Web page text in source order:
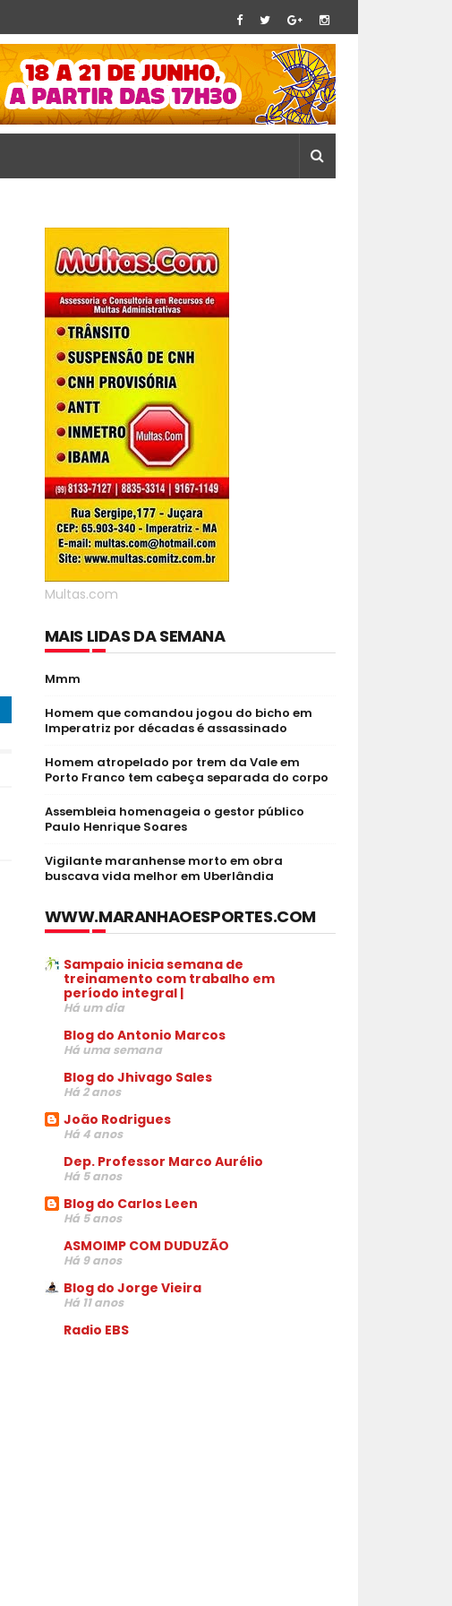
Multas.com
MAIS LIDAS DA SEMANA
Mmm
Homem que comandou jogou do bicho em
Imperatriz por décadas é assassinado
Homem atropelado por trem da Vale em
Porto Franco tem cabeça separada do corpo
Assembleia homenageia o gestor público
Paulo Henrique Soares
Vigilante maranhense morto em obra
buscava vida melhor em Uberlândia
WWW.MARANHAOESPORTES.COM
Sampaio inicia semana de
treinamento com trabalho em
período integral |
Há um dia
Blog do Antonio Marcos
Há uma semana
Blog do Jhivago Sales
Há 2 anos
João Rodrigues
Há 4 anos
Dep. Professor Marco Aurélio
Há 5 anos
Blog do Carlos Leen
Há 5 anos
ASMOIMP COM DUDUZÃO
Há 9 anos
Blog do Jorge Vieira
Há 11 anos
Radio EBS